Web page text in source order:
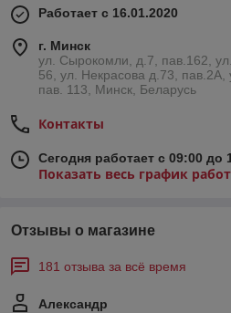
Работает с 16.01.2020
г. Минск
ул. Сырокомли, д.7, пав.162,
56, ул. Некрасова д.73,
пав. 113, Минск, Беларусь
Контакты
Сегодня работает с 09:00 до
Показать весь график
Отзывы о магазине
181 отзыва за всё время
Александр